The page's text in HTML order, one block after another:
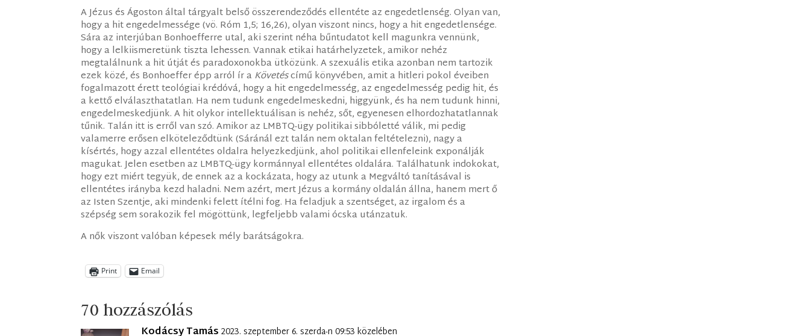
A Jézus és Ágoston által tárgyalt belső összerendeződés ellentéte az engedetlenség. Olyan van,
hogy a hit engedelmessége (vö. Róm 1,5; 16,26), olyan viszont nincs, hogy a hit engedetlensége.
Sára az interjúban Bonhoefferre utal, aki szerint néha bűntudatot kell magunkra vennünk,
hogy a lelkiismeretünk tiszta lehessen. Vannak etikai határhelyzetek, amikor nehéz
megtalálnunk a hit útját és paradoxonokba ütközünk. A szexuális etika azonban nem tartozik
ezek közé, és Bonhoeffer épp arról ír aKövetéscímű könyvében, amit a hitleri pokol éveiben
fogalmazott érett teológiai krédóvá, hogy a hit engedelmesség, az engedelmesség pedig hit, és
a kettő elválaszthatatlan. Ha nem tudunk engedelmeskedni, higgyünk, és ha nem tudunk hinni,
engedelmeskedjünk. A hit olykor intellektuálisan is nehéz, sőt, egyenesen elhordozhatatlannak
tűnik. Talán itt is erről van szó. Amikor az LMBTQ-ügy politikai sibbóletté válik, mi pedig
valamerre erősen elköteleződtünk (Sáránál ezt talán nem oktalan feltételezni), nagy a
kísértés, hogy azzal ellentétes oldalra helyezkedjünk, ahol politikai ellenfeleink exponálják
magukat. Jelen esetben az LMBTQ-ügy kormánnyal ellentétes oldalára. Találhatunk indokokat,
hogy ezt miért tegyük, de ennek az a kockázata, hogy az utunk a Megváltó tanításával is
ellentétes irányba kezd haladni. Nem azért, mert Jézus a kormány oldalán állna, hanem mert ő
az Isten Szentje, aki mindenki felett ítélni fog. Ha feladjuk a szentséget, az irgalom és a
szépség sem sorakozik fel mögöttünk, legfeljebb valami ócska utánzatuk.
A nők viszont valóban képesek mély barátságokra.
Print Email
70 hozzászólás
Kodácsy Tamás 2023. szeptember 6. szerda-n 09:53 közelében